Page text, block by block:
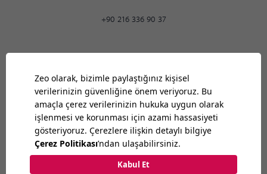
+90 216 336 90 37
Ankara
01:16 AM
9:30-18:30
Bilkent Cyberpark 1606. Cad.
Cyberplaza B Blok, No: 401 Ankara 06800